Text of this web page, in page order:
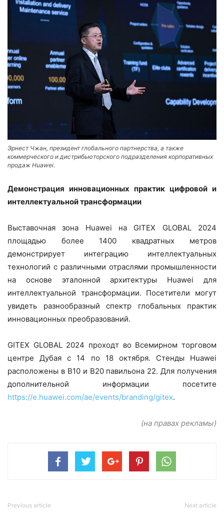
Эрнест Чжан, президент глобального партнерства, а также
коммерческого и дистрибьюторского подразделения корпоративных
продаж Huawei.
Демонстрация инновационных практик цифровой и
интеллектуальной трансформации
Выставочная зона Huawei на GITEX GLOBAL 2024
площадью более 1400 квадратных метров
демонстрирует интеграцию интеллектуальных
технологий с различными отраслями промышленности
на основе эталонной архитектуры Huawei для
интеллектуальной трансформации. Посетители могут
увидеть разнообразный спектр глобальных практик
инновационных преобразований.
GITEX GLOBAL 2024 проходт во Всемирном торговом
центре Дубая с 14 по 18 октября. Стенды Huawei
расположены в B10 и B20 павильона 22. Для получения
дополнительной информации посетите
https://e.huawei.com/ae/events/branding/gitex.
(на правах рекламы)
Previous article Next article